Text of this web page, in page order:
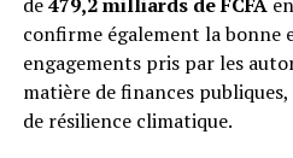
confirme également la bonne
engagements pris par les
matière de finances
de résilience climatique.